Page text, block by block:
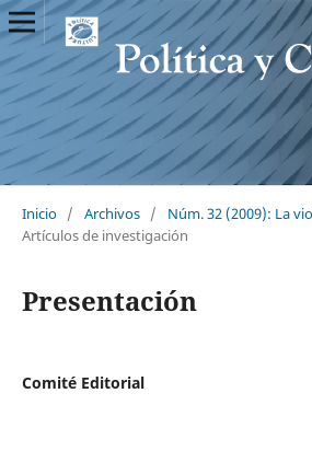
Inicio / Archivos / Núm. 32 (2009): La
Artículos de investigación
Presentación
Comité Editorial